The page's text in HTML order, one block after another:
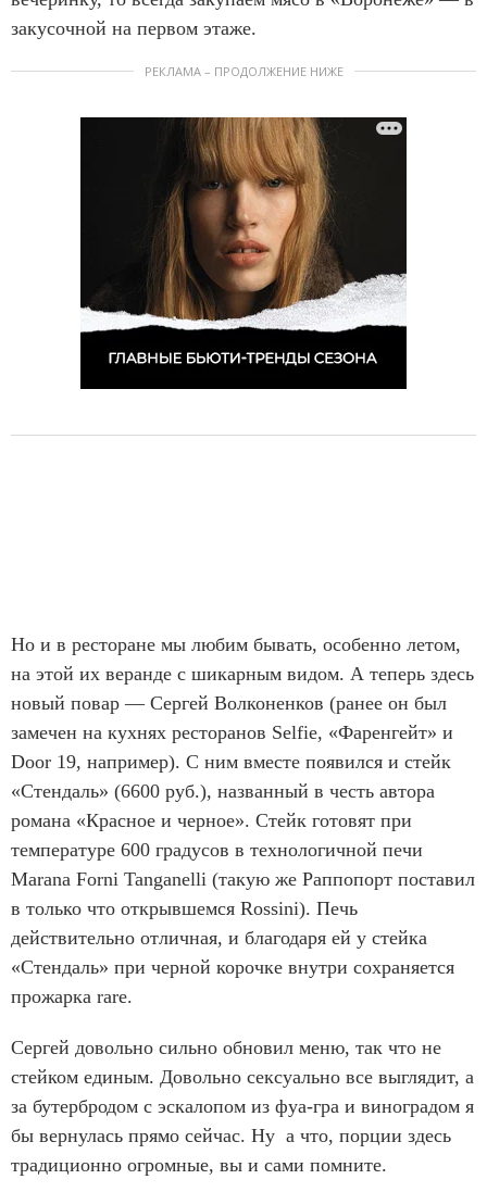
закусочной на первом этаже.
РЕКЛАМА – ПРОДОЛЖЕНИЕ НИЖЕ
Но и в ресторане мы любим бывать, особенно летом,
на этой их веранде с шикарным видом. А теперь здесь
новый повар — Сергей Волконенков (ранее он был
замечен на кухнях ресторанов Selfie, «Фаренгейт» и
Door 19, например). С ним вместе появился и стейк
«Стендаль» (6600 руб.), названный в честь автора
романа «Красное и черное». Стейк готовят при
температуре 600 градусов в технологичной печи
Marana Forni Tanganelli (такую же Раппопорт поставил
в только что открывшемся Rossini). Печь
действительно отличная, и благодаря ей у стейка
«Стендаль» при черной корочке внутри сохраняется
прожарка rare.
Сергей довольно сильно обновил меню, так что не
стейком единым. Довольно сексуально все выглядит, а
за бутербродом с эскалопом из фуа-гра и виноградом я
бы вернулась прямо сейчас. Ну а что, порции здесь
традиционно огромные, вы и сами помните.